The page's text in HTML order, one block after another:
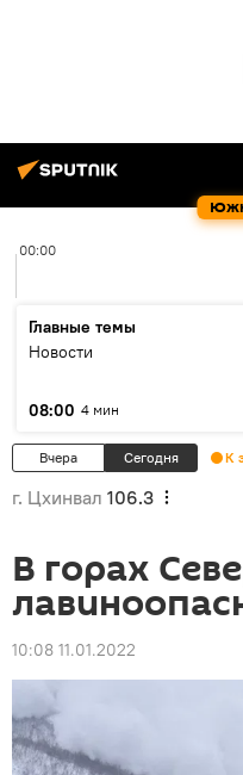
00:00
Главные темы
Новости
08:00 4 мин
Вчера Сегодня К
г. Цхинвал 106.3
В горах
10:08 11.01.2022